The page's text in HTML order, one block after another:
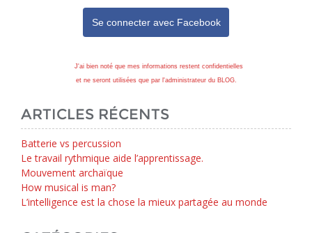
Se connecter avec Facebook
J'ai bien noté que mes informations restent confidentielles
et ne seront utilisées que par l'administrateur du BLOG.
ARTICLES RÉCENTS
Batterie vs percussion
Le travail rythmique aide l’apprentissage.
Mouvement archaïque
How musical is man?
L’intelligence est la chose la mieux partagée au monde